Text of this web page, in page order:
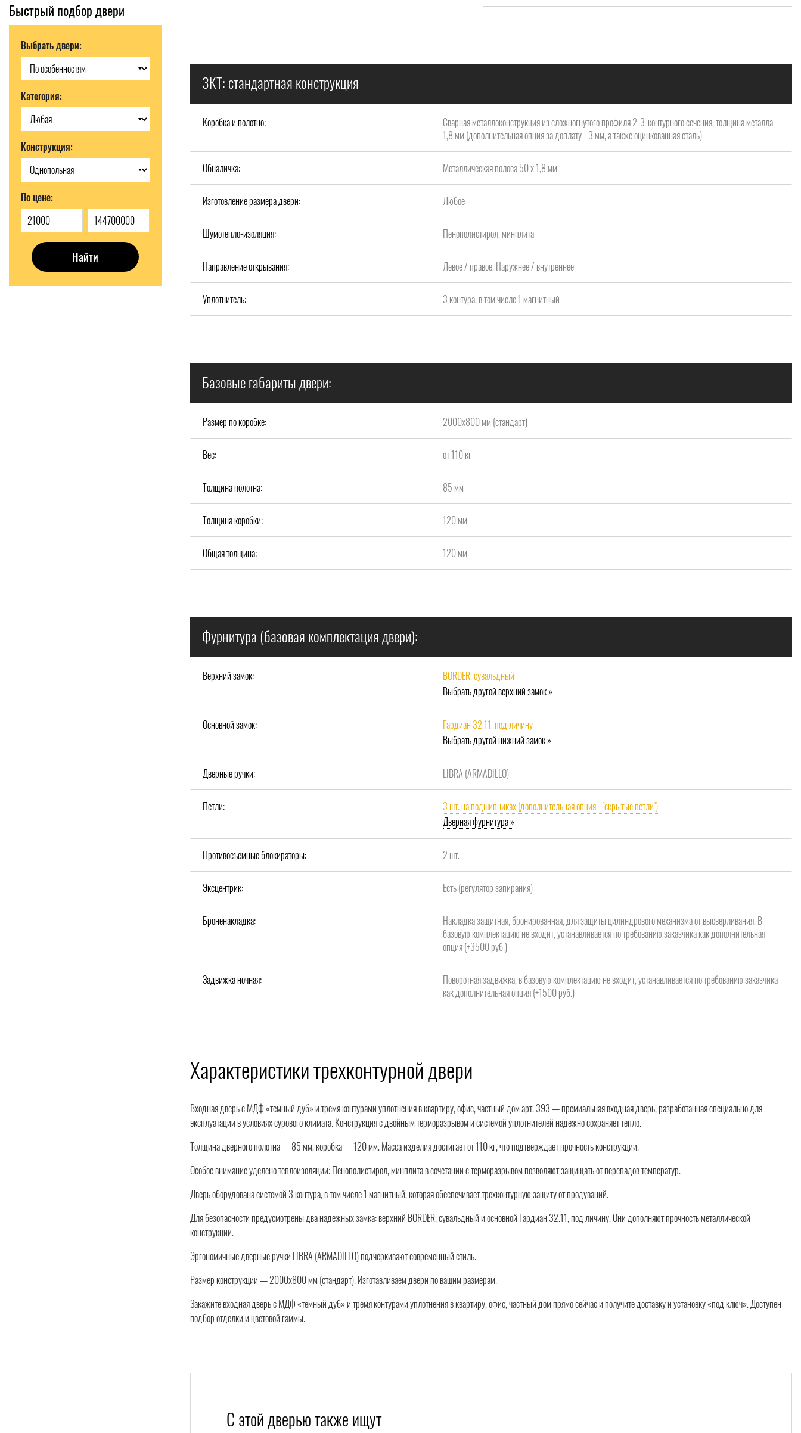
Быстрый подбор двери
Выбрать двери:
Категория:
Конструкция:
По цене:
Найти
3КТ: стандартная конструкция
Коробка и полотно:
Сварная металлоконструкция из сложногнутого профиля 2-3-контурного сечения, толщина металла
1,8 мм (дополнительная опция за доплату - 3 мм, а также оцинкованная сталь)
Обналичка: Металлическая полоса 50 х 1,8 мм
Изготовление размера двери: Любое
Шумотепло-изоляция: Пенополистирол, минплита
Направление открывания: Левое / правое, Наружнее / внутреннее
Уплотнитель: 3 контура, в том числе 1 магнитный
Базовые габариты двери:
Размер по коробке: 2000x800 мм (стандарт)
Вес: от 110 кг
Толщина полотна: 85 мм
Толщина коробки: 120 мм
Общая толщина: 120 мм
Фурнитура (базовая комплектация двери):
Верхний замок:
BORDER, сувальдный
Выбрать другой верхний замок »
Основной замок:
Гардиан 32.11, под личину
Выбрать другой нижний замок »
Дверные ручки: LIBRA (ARMADILLO)
Петли:
3 шт. на подшипниках (дополнительная опция - "скрытые петли")
Дверная фурнитура »
Противосъемные блокираторы: 2 шт.
Эксцентрик: Есть (регулятор запирания)
Броненакладка:
Накладка защитная, бронированная, для защиты цилиндрового механизма от высверливания. В
базовую комплектацию не входит, устанавливается по требованию заказчика как дополнительная
опция (+3500 руб.)
Задвижка ночная:
Поворотная задвижка, в базовую комплектацию не входит, устанавливается по требованию заказчика
как дополнительная опция (+1500 руб.)
Характеристики трехконтурной двери
Входная дверь с МДФ «темный дуб» и тремя контурами уплотнения в квартиру, офис, частный дом арт. 393 — премиальная входная дверь, разработанная специально для
эксплуатации в условиях сурового климата. Конструкция с двойным терморазрывом и системой уплотнителей надежно сохраняет тепло.
Толщина дверного полотна — 85 мм, коробка — 120 мм. Масса изделия достигает от 110 кг, что подтверждает прочность конструкции.
Особое внимание уделено теплоизоляции: Пенополистирол, минплита в сочетании с терморазрывом позволяют защищать от перепадов температур.
Дверь оборудована системой 3 контура, в том числе 1 магнитный, которая обеспечивает трехконтурную защиту от продуваний.
Для безопасности предусмотрены два надежных замка: верхний BORDER, сувальдный и основной Гардиан 32.11, под личину. Они дополняют прочность металлической
конструкции.
Эргономичные дверные ручки LIBRA (ARMADILLO) подчеркивают современный стиль.
Размер конструкции — 2000x800 мм (стандарт). Изготавливаем двери по вашим размерам.
Закажите входная дверь с МДФ «темный дуб» и тремя контурами уплотнения в квартиру, офис, частный дом прямо сейчас и получите доставку и установку «под ключ». Доступен
подбор отделки и цветовой гаммы.
С этой дверью также ищут